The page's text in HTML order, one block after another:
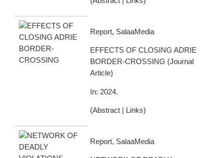
Report, SalaaMedia
EFFECTS OF CLOSING ADRIE
BORDER-CROSSING (Journal
Article)
In: 2024.
(Abstract Links)
Report, SalaaMedia